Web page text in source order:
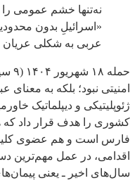
نه‌تنها خشم عمومی را
«اسرائیلِ بدون
عربی به شکلی عریان
امنیتی نبود؛ بلکه به
ژئوپلیتیکی و دیپلماتیک
کشوری را هدف قرار داد که
فارس است و هم عضوی
اقدامی، در عمل مهم‌ترین
سال‌های اخیر ـ یعنی